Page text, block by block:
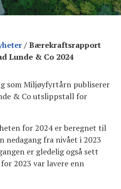
/Bærekraftsrapport
Lunde & Co 2024
som Miljøyfyrtårn publiserer
& Co utslippstall for
for 2024 er beregnet til
nedagang fra nivået i 2023
er gledelig også sett
2023 var lavere enn